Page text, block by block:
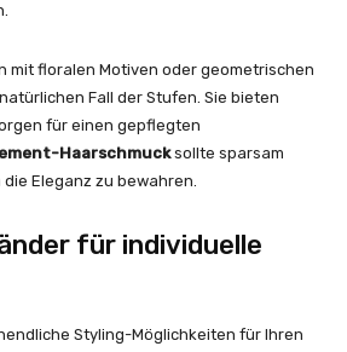
mit floralen Motiven oder geometrischen
Fall der Stufen. Sie bieten
für einen gepflegten
Haarschmucksollte sparsam
Eleganz zu bewahren.
für individuelle
Styling-Möglichkeiten für Ihren